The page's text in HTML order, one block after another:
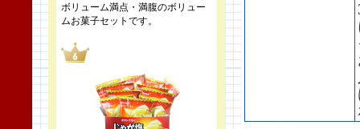
ボリューム満点・満腹のボリュー
ムお菓子セットです。